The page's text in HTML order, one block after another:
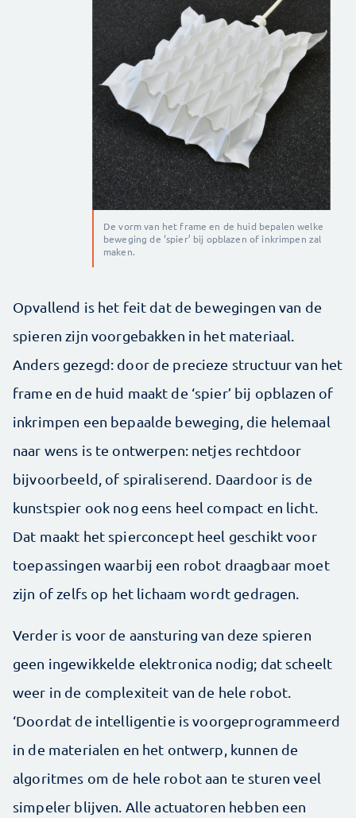
De vorm van het frame en de huid bepalen welke
beweging de ‘spier’ bij opblazen of inkrimpen zal
maken.
Opvallend is het feit dat de bewegingen van de
spieren zijn voorgebakken in het materiaal.
Anders gezegd: door de precieze structuur van het
frame en de huid maakt de ‘spier’ bij opblazen of
inkrimpen een bepaalde beweging, die helemaal
naar wens is te ontwerpen: netjes rechtdoor
bijvoorbeeld, of spiraliserend. Daardoor is de
kunstspier ook nog eens heel compact en licht.
Dat maakt het spierconcept heel geschikt voor
toepassingen waarbij een robot draagbaar moet
zijn of zelfs op het lichaam wordt gedragen.
Verder is voor de aansturing van deze spieren
geen ingewikkelde elektronica nodig; dat scheelt
weer in de complexiteit van de hele robot.
‘Doordat de intelligentie is voorgeprogrammeerd
in de materialen en het ontwerp, kunnen de
algoritmes om de hele robot aan te sturen veel
simpeler blijven. Alle actuatoren hebben een